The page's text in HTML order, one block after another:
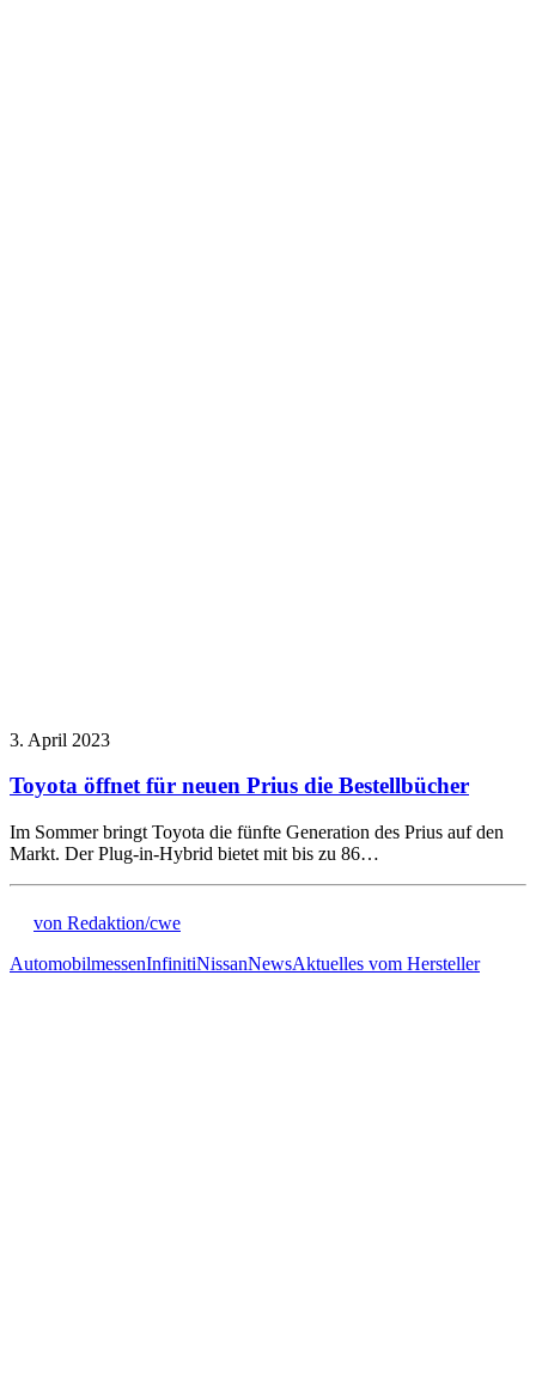
3. April 2023
Toyota öffnet für neuen Prius die Bestellbücher
Im Sommer bringt Toyota die fünfte Generation des Prius auf den
Markt. Der Plug-in-Hybrid bietet mit bis zu 86…
von Redaktion/cwe
AutomobilmessenInfinitiNissanNewsAktuelles vom Hersteller